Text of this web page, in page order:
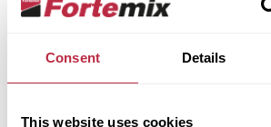
Consent Details
This website uses cookies